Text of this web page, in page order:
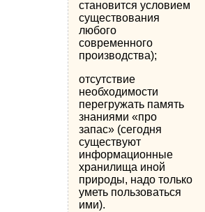
становится условием
существования
любого
современного
производства);
отсутствие
необходимости
перегружать память
знаниями «про
запас» (сегодня
существуют
информационные
хранилища иной
природы, надо только
уметь пользоваться
ими).